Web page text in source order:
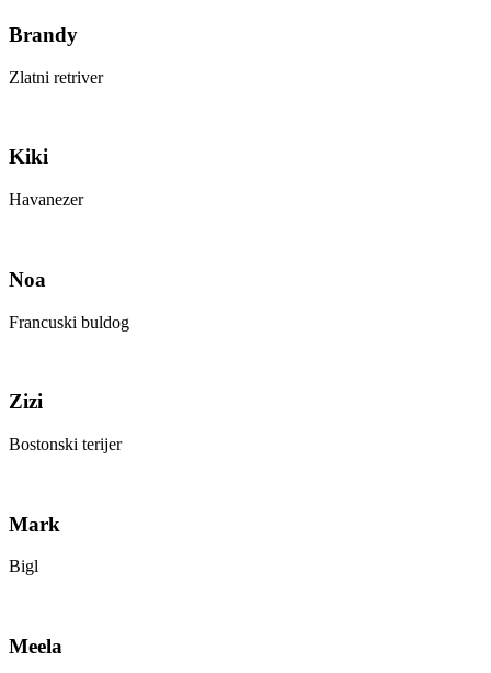
Brandy
Zlatni retriver
Kiki
Havanezer
Noa
Francuski buldog
Zizi
Bostonski terijer
Mark
Bigl
Meela